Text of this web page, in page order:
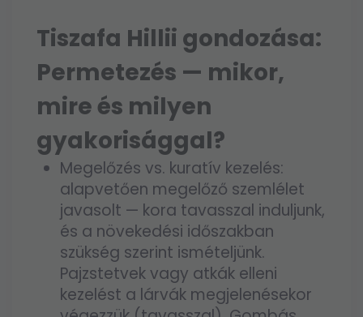
Tiszafa Hillii gondozása:
Permetezés — mikor,
mire és milyen
gyakorisággal?
Megelőzés vs. kuratív kezelés:
alapvetően megelőző szemlélet
javasolt — kora tavasszal induljunk,
és a növekedési időszakban
szükség szerint ismételjünk.
Pajzstetvek vagy atkák elleni
kezelést a lárvák megjelenésekor